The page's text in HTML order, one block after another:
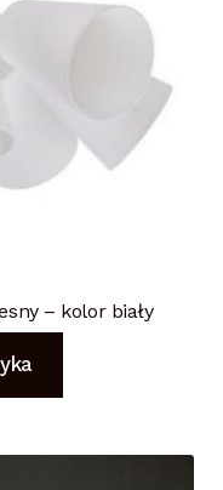
– kolor biały